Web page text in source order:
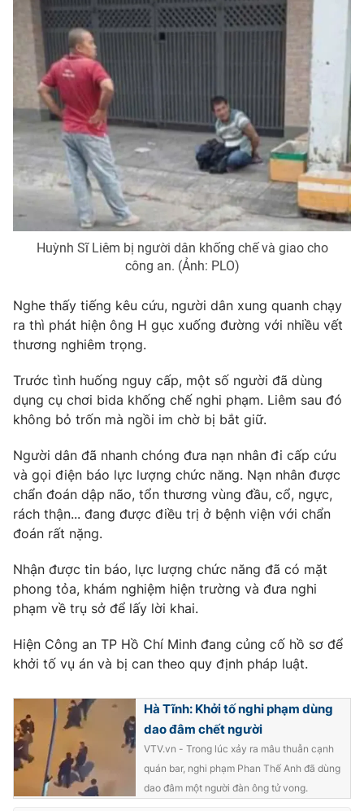
Chuyên mục khác
Emagazine
Photo Infographic
Video Shorts video
VTV Money VTV Thể thao
VTV Sức khoẻ Bất động sản
Thị trường 24h Tấm lòng Việt
VTV4
VTV9 VTV8
THỜI BÁO VTV
Theo dõi báo trên
Cơ quan chủ quản: Đài Truyền hình Việt Nam
Cơ quan báo chí:Thời báo VTV
Giấy phép hoạt động báo in và báo điện tử số 483/GP-BTTTT
cấp ngày 29/12/2023
Tổng Biên tập:
Vũ Thanh Thủy
Phó Tổng Biên tập:
Nguyễn Thị Mỹ Hạnh, Phạm Quốc Thắng,
Nguyễn Trọng Ninh
Tổng đài VTV:024.38 355 931 - 024.38 355 932
Huỳnh Sĩ Liêm bị người dân khống chế và giao cho
công an. (Ảnh: PLO)
Nghe thấy tiếng kêu cứu, người dân xung quanh chạy
ra thì phát hiện ông H gục xuống đường với nhiều vết
thương nghiêm trọng.
Trước tình huống nguy cấp, một số người đã dùng
dụng cụ chơi bida khống chế nghi phạm. Liêm sau đó
không bỏ trốn mà ngồi im chờ bị bắt giữ.
Người dân đã nhanh chóng đưa nạn nhân đi cấp cứu
và gọi điện báo lực lượng chức năng. Nạn nhân được
chẩn đoán dập não, tổn thương vùng đầu, cổ, ngực,
rách thận... đang được điều trị ở bệnh viện với chẩn
đoán rất nặng.
Nhận được tin báo, lực lượng chức năng đã có mặt
phong tỏa, khám nghiệm hiện trường và đưa nghi
phạm về trụ sở để lấy lời khai.
Hiện Công an TP Hồ Chí Minh đang củng cố hồ sơ để
khởi tố vụ án và bị can theo quy định pháp luật.
Hà Tĩnh: Khởi tố nghi phạm dùng
dao đâm chết người
VTV.vn - Trong lúc xảy ra mâu thuẫn cạnh
quán bar, nghi phạm Phan Thế Anh đã dùng
dao đâm một người đàn ông tử vong.